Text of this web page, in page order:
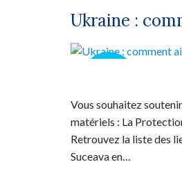
Ukraine :
Vous souhaitez
matériels : La
Retrouvez la liste des
Suceava en…